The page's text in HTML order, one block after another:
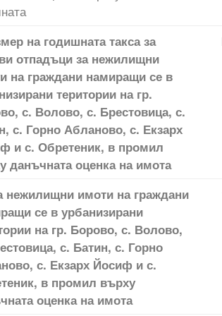
на годишната такса за
отпадъци за нежилищни
на граждани намиращи се в
територии на гр.
с. Волово, с. Брестовица, с.
с. Горно Абланово, с. Екзарх
и с. Обретеник, в промил
данъчната оценка на имота
нежилищни имоти на граждани
се в урбанизирани
на гр. Борово, с. Волово,
с. Батин, с. Горно
с. Екзарх Йосиф и с.
в промил върху
оценка на имота